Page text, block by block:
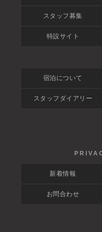
スタッフ募集
特設サイト
宿泊について
スタッフダイアリー
新着情報
お問合わせ